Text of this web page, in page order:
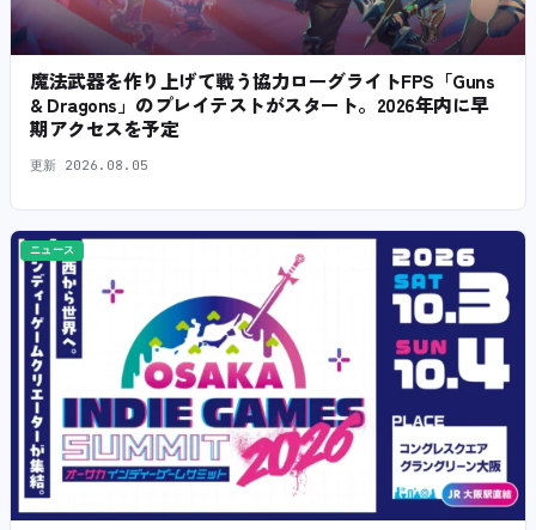
魔法武器を作り上げて戦う協力ローグライトFPS「Guns
& Dragons」のプレイテストがスタート。2026年内に早
期アクセスを予定
更新 2026.08.05
ニュース